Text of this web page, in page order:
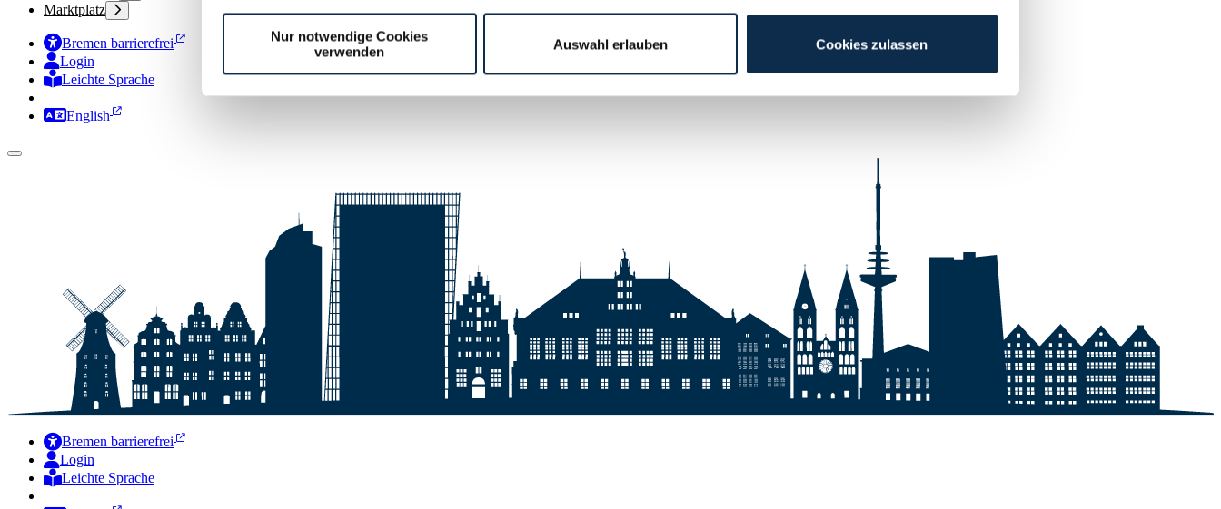
Nur notwendige Cookies
verwenden
Auswahl erlauben Cookies zulassen
Marktplatz
Bremen barrierefrei
Login
Leichte Sprache
Zur Deutschen Gebärdensprache
English
Bremen barrierefrei
Login
Leichte Sprache